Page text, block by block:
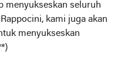
menyukseskan seluruh
kami juga akan
menyukseskan